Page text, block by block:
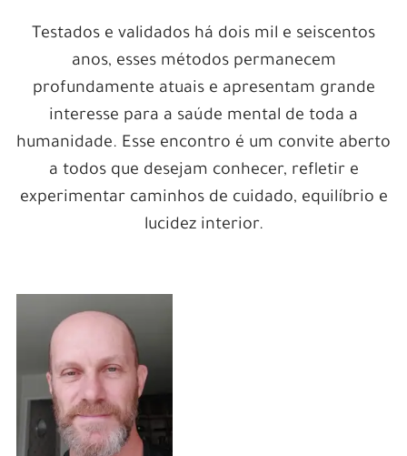
Testados e validados há dois mil e seiscentos
anos, esses métodos permanecem
profundamente atuais e apresentam grande
interesse para a saúde mental de toda a
humanidade. Esse encontro é um convite aberto
a todos que desejam conhecer, refletir e
experimentar caminhos de cuidado, equilíbrio e
lucidez interior.